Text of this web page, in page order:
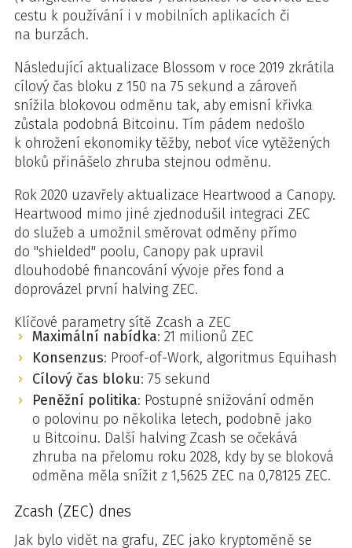
cestu k používání i v mobilních aplikacích či
na burzách.
Následující aktualizace Blossom v roce 2019 zkrátila
cílový čas bloku z 150 na 75 sekund a zároveň
snížila blokovou odměnu tak, aby emisní křivka
zůstala podobná Bitcoinu. Tím pádem nedošlo
k ohrožení ekonomiky těžby, neboť více vytěžených
bloků přinášelo zhruba stejnou odměnu.
Rok 2020 uzavřely aktualizace Heartwood a Canopy.
Heartwood mimo jiné zjednodušil integraci ZEC
do služeb a umožnil směrovat odměny přímo
do "shielded" poolu, Canopy pak upravil
dlouhodobé financování vývoje přes fond a
doprovázel první halving ZEC.
Klíčové parametry sítě Zcash a ZEC
Maximální nabídka: 21 milionů ZEC
Konsenzus: Proof-of-Work, algoritmus Equihash
Cílový čas bloku: 75 sekund
Peněžní politika: Postupné snižování odměn
o polovinu po několika letech, podobně jako
u Bitcoinu. Další halving Zcash se očekává
zhruba na přelomu roku 2028, kdy by se bloková
odměna měla snížit z 1,5625 ZEC na 0,78125 ZEC.
Zcash (ZEC) dnes
Jak bylo vidět na grafu, ZEC jako kryptoměně se